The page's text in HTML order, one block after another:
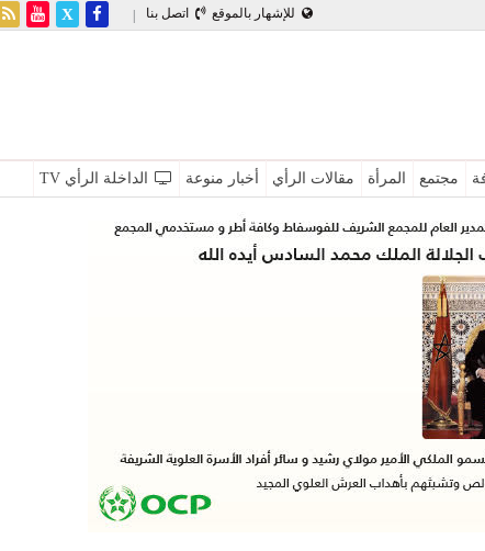
اتصل بنا للإشهار بالموقع
مجتمع المرأة مقالات الرأي أخبار منوعة الداخلة الرأي TV